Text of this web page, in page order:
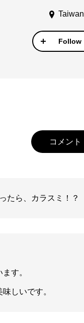
Taiwan
Follow
コメント
たら、カラスミ！？
す。
しいです。